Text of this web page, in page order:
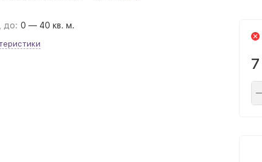
до: 0 — 40 кв. м.